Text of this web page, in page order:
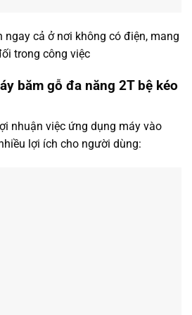
ngay cả ở nơi không có điện, mang
trong công việc
băm gỗ đa năng 2T bệ kéo
nhuận việc ứng dụng máy vào
lợi ích cho người dùng: